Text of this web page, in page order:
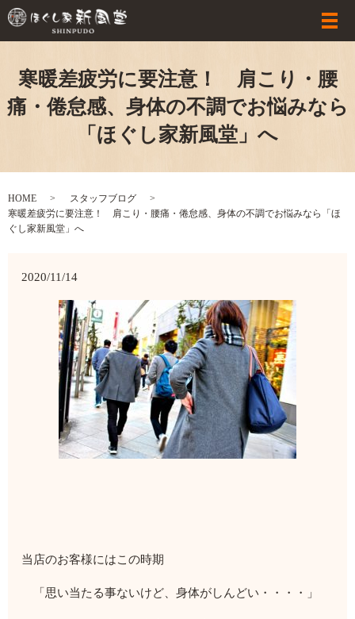
寒暖差疲労に要注意！ 肩こり・腰
痛・倦怠感、身体の不調でお悩みなら
「ほぐし家新風堂」へ
HOME
スタッフブログ
寒暖差疲労に要注意！ 肩こり・腰痛・倦怠感、身体の不調でお悩みなら「ほ
ぐし家新風堂」へ
2020/11/14
当店のお客様にはこの時期
「思い当たる事ないけど、身体がしんどい・・・・」